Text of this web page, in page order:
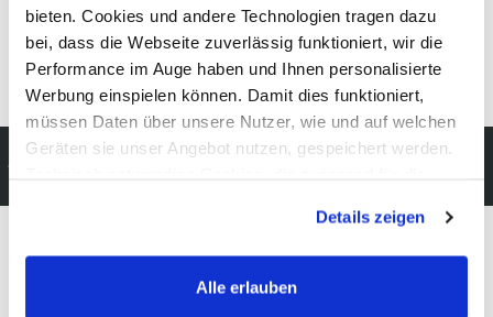
bieten. Cookies und andere Technologien tragen dazu
bei, dass die Webseite zuverlässig funktioniert, wir die
Performance im Auge haben und Ihnen personalisierte
Werbung einspielen können. Damit dies funktioniert,
müssen Daten über unsere Nutzer, wie und auf welchen
Geräten sie unser Angebot nutzen, gespeichert werden.
werden, werden bei der Nutzung der Webseite auf jeden
Fall gesetzt. Cookies von Drittanbietern für Analyse- oder
Trackingzwecke werden nur dann aktiviert, wenn Sie das
Details zeigen
Alle erlauben
Details zur Produktsicherheit anzeigen
Versand:
Kostenfreie
Modeglück im Abo: